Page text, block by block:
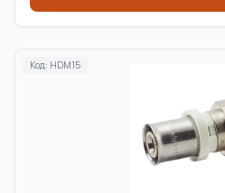
Код: HDM15